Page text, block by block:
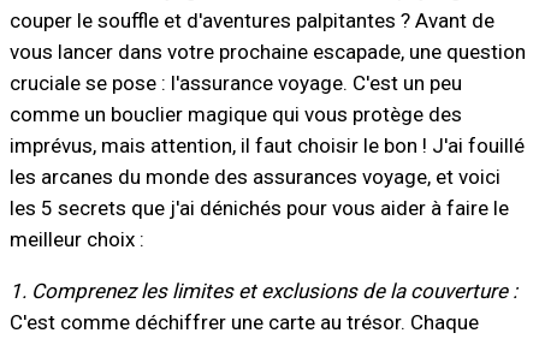
couper le souffle et d'aventures palpitantes ? Avant de
vous lancer dans votre prochaine escapade, une question
cruciale se pose : l'assurance voyage. C'est un peu
comme un bouclier magique qui vous protège des
imprévus, mais attention, il faut choisir le bon ! J'ai fouillé
les arcanes du monde des assurances voyage, et voici
les 5 secrets que j'ai dénichés pour vous aider à faire le
meilleur choix :
1. Comprenez les limites et exclusions de la couverture :
C'est comme déchiffrer une carte au trésor. Chaque